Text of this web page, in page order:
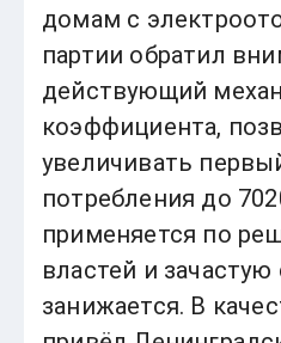
домам с
партии обратил
действующий
коэффициента,
увеличивать
потребления до
применяется по
властей и
занижается. В